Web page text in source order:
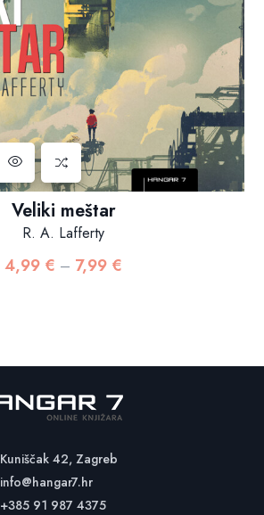
Veliki meštar
R. A. Lafferty
4,99 € – 7,99 €
Kuniščak 42, Zagreb
info@hangar7.hr
+385 91 987 4375